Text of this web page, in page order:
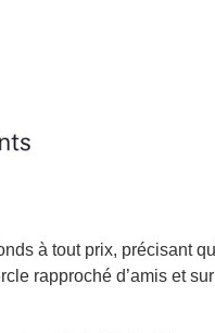
à tout prix, précisant
rapproché d’amis et